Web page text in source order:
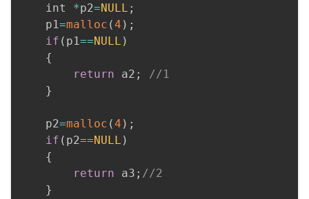
    int
*p2=NULL ;
    p1
=malloc (4 ) ;
if ( p1==NULL )
{
return a2 ;
//1
}
    p2
=malloc (4 ) ;
if ( p2==NULL )
{
return a3 ; //2
}